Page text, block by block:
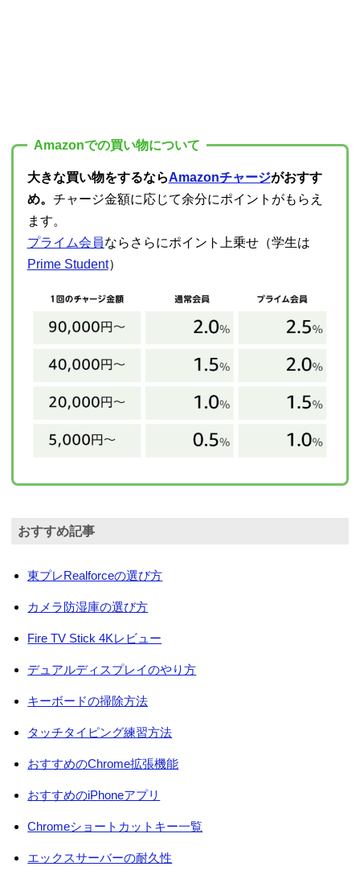
Amazonでの買い物について
大きな買い物をするならAmazonチャージがおすす
め。 チャージ金額に応じて余分にポイントがもらえ
ます。
プライム会員ならさらにポイント上乗せ（学生は
Prime Student）
おすすめ記事
東プレRealforceの選び方
カメラ防湿庫の選び方
Fire TV Stick 4Kレビュー
デュアルディスプレイのやり方
キーボードの掃除方法
タッチタイピング練習方法
おすすめのChrome拡張機能
おすすめのiPhoneアプリ
Chromeショートカットキー一覧
エックスサーバーの耐久性